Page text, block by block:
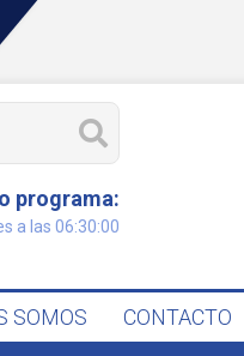
programa:
a las 06:30:00
SOMOS CONTACTO